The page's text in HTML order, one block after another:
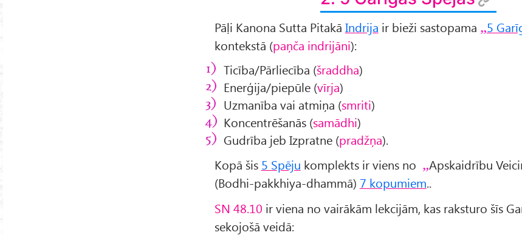
Pāḷi Kanona Sutta Pitakā Indrija ir bieži sastopama
5
kontekstā (paņča indrijāni):
Ticība/Pārliecība (šraddha)
Enerģija/piepūle (vīrja)
Uzmanība vai atmiņa (smriti)
Koncentrēšanās (samādhi)
Gudrība jeb Izpratne (pradžņa).
Kopā šis 5 Spēju komplekts ir viens no
Apskaidrību
(Bodhi-pakkhiya-dhammā) 7 kopumiem..
SN 48.10 ir viena no vairākām lekcijām, kas raksturo šīs
sekojošā veidā: